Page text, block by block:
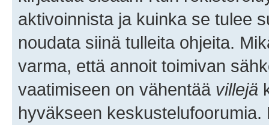
aktivoinnista ja kuinka se tulee
noudata siinä tulleita ohjeita.
varma, että annoit toimivan
vaatimiseen on vähentää villejä
hyväkseen